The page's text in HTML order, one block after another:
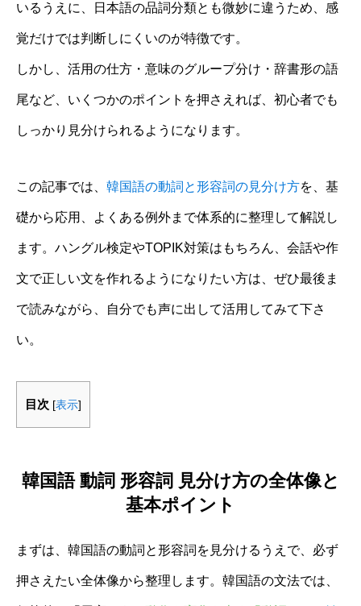
いるうえに、日本語の品詞分類とも微妙に違うため、感
覚だけでは判断しにくいのが特徴です。
しかし、活用の仕方・意味のグループ分け・辞書形の語
尾など、いくつかのポイントを押さえれば、初心者でも
しっかり見分けられるようになります。
この記事では、 韓国語の動詞と形容詞の見分け方を、基
礎から応用、よくある例外まで体系的に整理して解説し
ます。ハングル検定やTOPIK対策はもちろん、会話や作
文で正しい文を作れるようになりたい方は、ぜひ最後ま
で読みながら、自分でも声に出して活用してみて下さ
い。
目次 [表示]
韓国語 動詞 形容詞 見分け方の全体像と
基本ポイント
まずは、韓国語の動詞と形容詞を見分けるうえで、必ず
押さえたい全体像から整理します。韓国語の文法では、